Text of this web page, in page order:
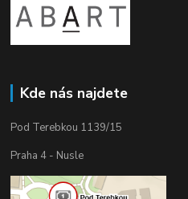
Kde nás najdete
Pod Terebkou 1139/15
Praha 4 - Nusle